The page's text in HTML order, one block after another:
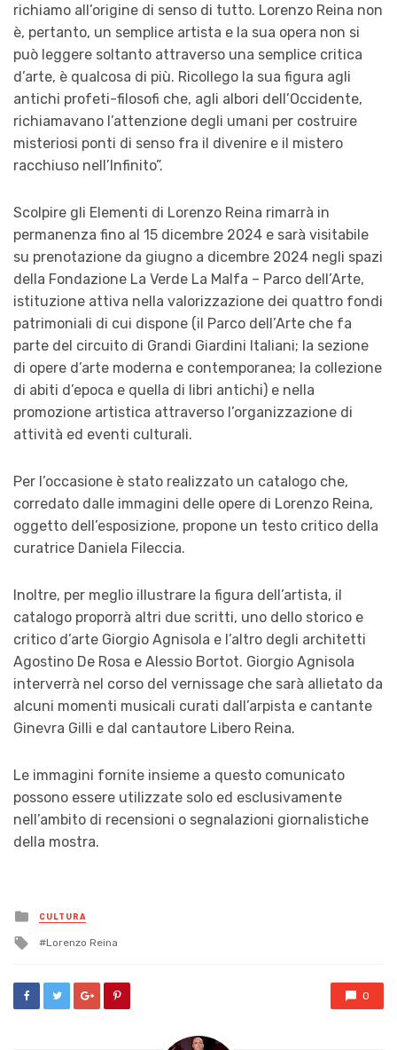
richiamo all’origine di senso di tutto. Lorenzo Reina non
è, pertanto, un semplice artista e la sua opera non si
può leggere soltanto attraverso una semplice critica
d’arte, è qualcosa di più. Ricollego la sua figura agli
antichi profeti-filosofi che, agli albori dell’Occidente,
richiamavano l’attenzione degli umani per costruire
misteriosi ponti di senso fra il divenire e il mistero
racchiuso nell’Infinito”.
Scolpire gli Elementi di Lorenzo Reina rimarrà in
permanenza fino al 15 dicembre 2024 e sarà visitabile
su prenotazione da giugno a dicembre 2024 negli spazi
della Fondazione La Verde La Malfa – Parco dell’Arte,
istituzione attiva nella valorizzazione dei quattro fondi
patrimoniali di cui dispone (il Parco dell’Arte che fa
parte del circuito di Grandi Giardini Italiani; la sezione
di opere d’arte moderna e contemporanea; la collezione
di abiti d’epoca e quella di libri antichi) e nella
promozione artistica attraverso l’organizzazione di
attività ed eventi culturali.
Per l’occasione è stato realizzato un catalogo che,
corredato dalle immagini delle opere di Lorenzo Reina,
oggetto dell’esposizione, propone un testo critico della
curatrice Daniela Fileccia.
Inoltre, per meglio illustrare la figura dell’artista, il
catalogo proporrà altri due scritti, uno dello storico e
critico d’arte Giorgio Agnisola e l’altro degli architetti
Agostino De Rosa e Alessio Bortot. Giorgio Agnisola
interverrà nel corso del vernissage che sarà allietato da
alcuni momenti musicali curati dall’arpista e cantante
Ginevra Gilli e dal cantautore Libero Reina.
Le immagini fornite insieme a questo comunicato
possono essere utilizzate solo ed esclusivamente
nell’ambito di recensioni o segnalazioni giornalistiche
della mostra.
Posted
in
CULTURA
Tagged
Lorenzo Reina
0